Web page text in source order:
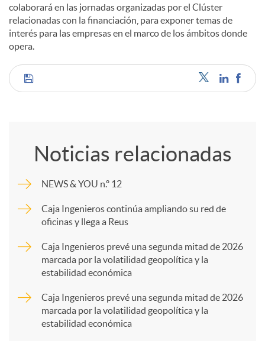
colaborará en las jornadas organizadas por el Clúster
relacionadas con la financiación, para exponer temas de
interés para las empresas en el marco de los ámbitos donde
opera.
C
p
a
Noticias relacionadas
NEWS & YOU n.º 12
Caja Ingenieros continúa ampliando su red de
oficinas y llega a Reus
Caja Ingenieros prevé una segunda mitad de 2026
marcada por la volatilidad geopolítica y la
estabilidad económica
Caja Ingenieros prevé una segunda mitad de 2026
marcada por la volatilidad geopolítica y la
estabilidad económica